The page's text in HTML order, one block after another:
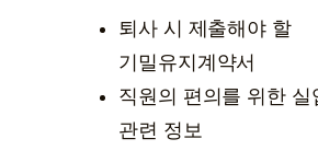
퇴사 시 제출해야 할
기밀유지계약서
직원의 편의를 위한 실
관련 정보